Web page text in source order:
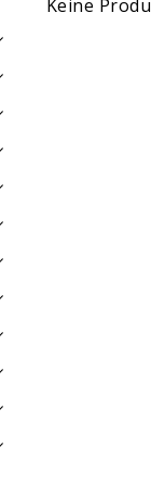
Keine